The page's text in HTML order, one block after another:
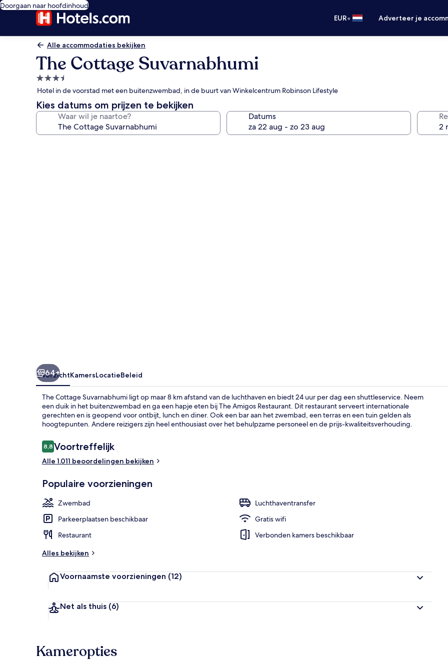
Doorgaan naar hoofdinhoud
EUR• Adverteer je
Alle accommodaties bekijken
The Cottage Suvarnabhumi
3.5-
sterrenaccommodatie
Hotel in de voorstad met een buitenzwembad, in de buurt van Winkelcentrum Robinson Lifestyle
Kies datums om prijzen te bekijken
Waar wil je naartoe? Datums
64+
OverzichtKamersLocatieBeleid
The Cottage Suvarnabhumi ligt op maar 8 km afstand van de luchthaven en biedt 24 uur per dag een shuttleservice. Neem
een duik in het buitenzwembad en ga een hapje eten bij The Amigos Restaurant. Dit restaurant serveert internationale
gerechten en is geopend voor ontbijt, lunch en diner. Ook een bar aan het zwembad, een terras en een tuin gelden als
hoogtepunten. Andere reizigers zijn heel enthousiast over het behulpzame personeel en de prijs-kwaliteitsverhouding.
Beoordelingen
8,88,8 op 10 –
Voortreffelijk
Alle 1.011 beoordelingen bekijken
Populaire voorzieningen
Zwembad
Luchthaventransfer
Parkeerplaatsen beschikbaar
Gratis wifi
Restaurant
Verbonden kamers beschikbaar
Alles bekijken
Voornaamste voorzieningen (12)
Net als thuis (6)
Kameropties